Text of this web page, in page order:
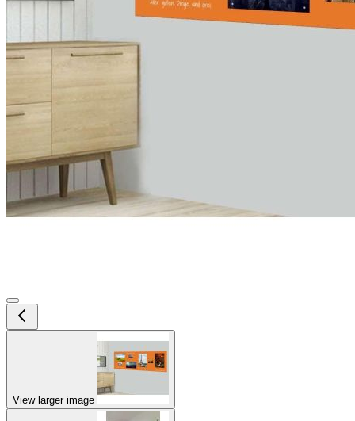
View larger image